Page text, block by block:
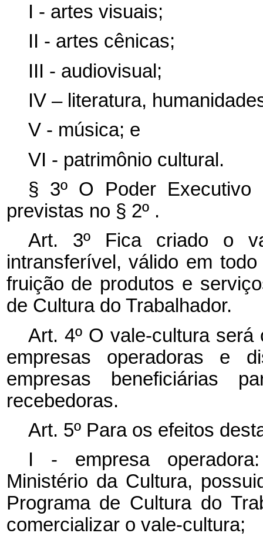
I - artes visuais;
II - artes cênicas;
III - audiovisual;
IV – literatura,
V - música; e
VI - patrimônio cultural.
§ 3º O Poder Executivo
previstas no § 2º .
Art. 3º Fica criado o
intransferível, válido em
fruição de produtos e
de Cultura do Trabalhador.
Art. 4º O vale-cultura
empresas operadoras e
empresas beneficiárias
recebedoras.
Art. 5º Para os efeitos
I - empresa
Ministério da Cultura,
Programa de Cultura do
comercializar o vale-cultura;